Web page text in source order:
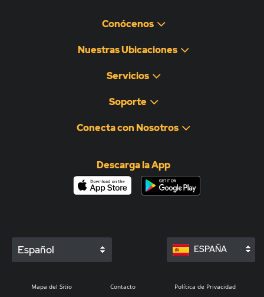
Conócenos
Nuestras Ubicaciones
Servicios
Soporte
Conecta con Nosotros
Descarga la App
Español ESPAÑA
Mapa del Sitio Contacto Política de Privacidad